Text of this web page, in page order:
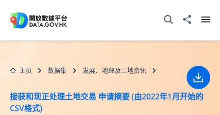
打开搜寻器分享至
主页 数据集 发展、地理及土地资讯
接获和现正处理土地交易 申请摘要 (由2022年1月开始的
CSV格式)
下载